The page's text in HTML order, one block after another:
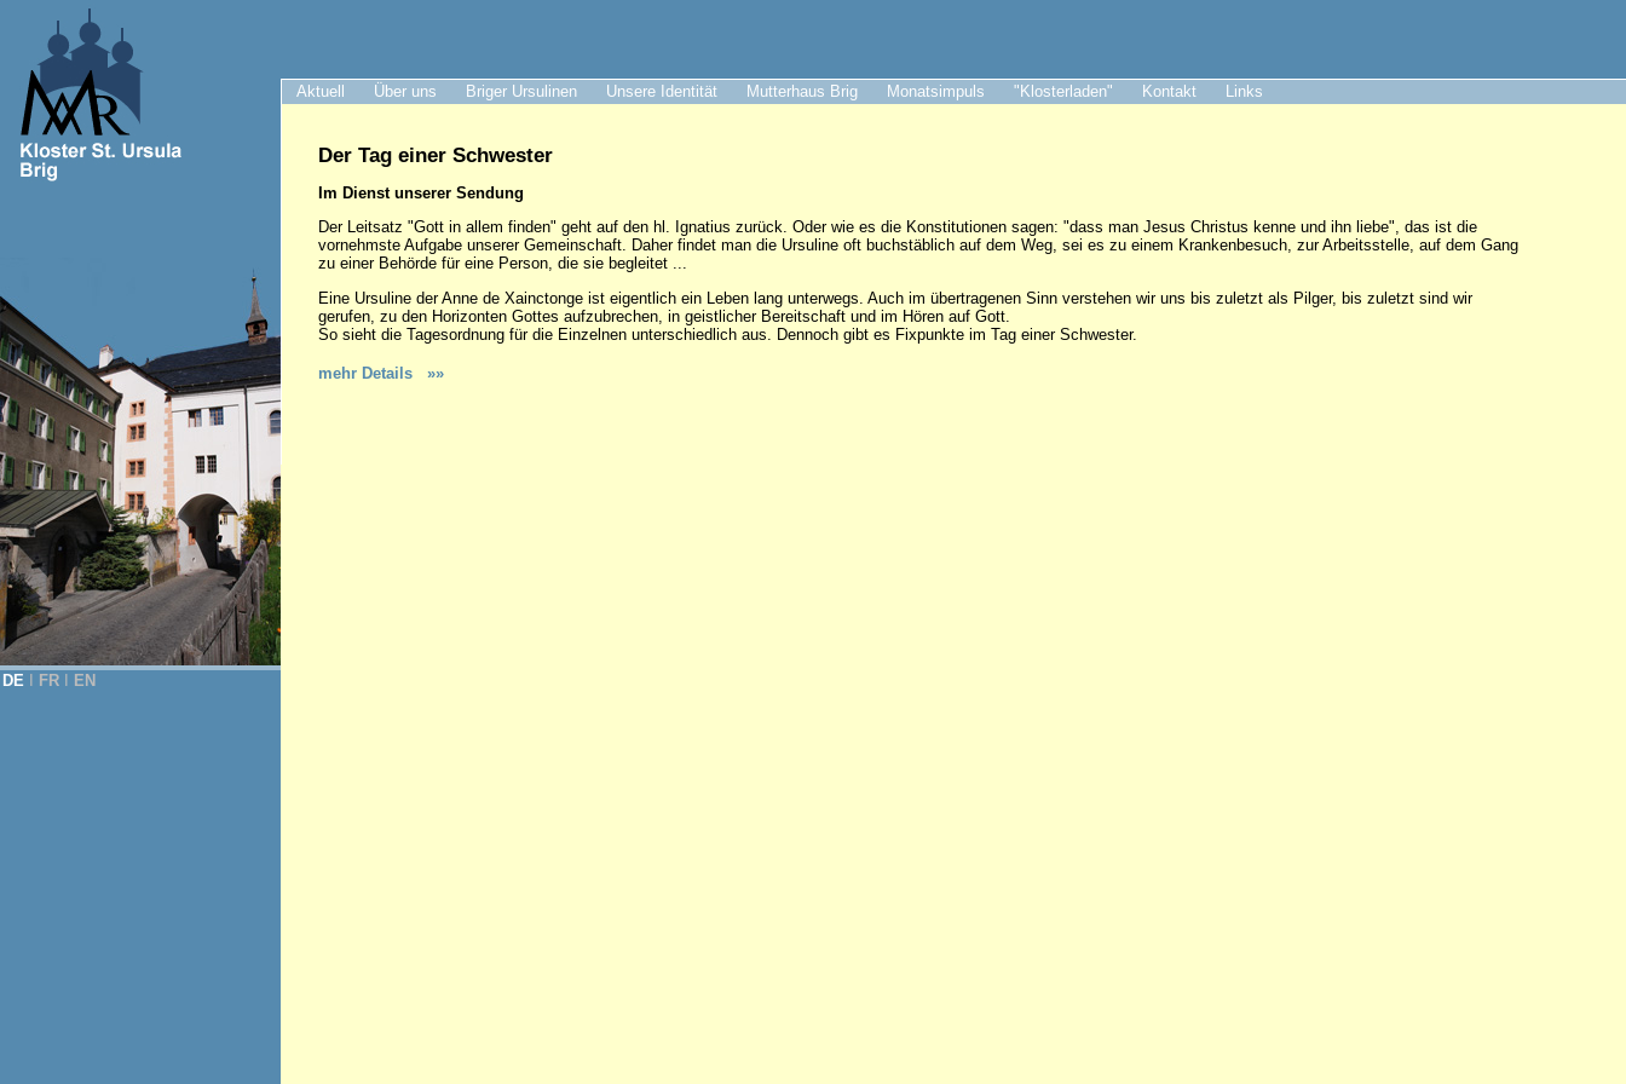
Aktuell Über uns Briger Ursulinen Unsere Identität Mutterhaus Brig Monatsimpuls "Klosterladen" Kontakt Links
DE FR EN
Der Tag einer Schwester
Im Dienst unserer Sendung
Der Leitsatz "Gott in allem finden" geht auf den hl. Ignatius zurück. Oder wie es die Konstitutionen sagen: "dass man Jesus Christus kenne und ihn liebe", das ist die
vornehmste Aufgabe unserer Gemeinschaft. Daher findet man die Ursuline oft buchstäblich auf dem Weg, sei es zu einem Krankenbesuch, zur Arbeitsstelle, auf dem Gang
zu einer Behörde für eine Person, die sie begleitet ...
Eine Ursuline der Anne de Xainctonge ist eigentlich ein Leben lang unterwegs. Auch im übertragenen Sinn verstehen wir uns bis zuletzt als Pilger, bis zuletzt sind wir
gerufen, zu den Horizonten Gottes aufzubrechen, in geistlicher Bereitschaft und im Hören auf Gott.
So sieht die Tagesordnung für die Einzelnen unterschiedlich aus. Dennoch gibt es Fixpunkte im Tag einer Schwester.
mehr Details »»